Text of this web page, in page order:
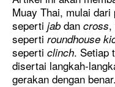
Muay Thai, mulai dari
seperti jab dan cross,
seperti roundhouse
seperti clinch. Setiap
disertai langkah-
gerakan dengan benar.